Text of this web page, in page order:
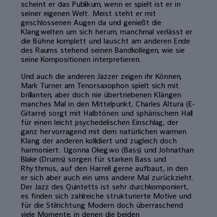
scheint er das Publikum, wenn er spielt ist er in
seiner eigenen Welt. Meist steht er mit
geschlossenen Augen da und genießt die
Klangwelten um sich herum, manchmal verlässt er
die Bühne komplett und lauscht am anderen Ende
des Raums stehend seinen Bandkollegen, wie sie
seine Kompositionen interpretieren.
Und auch die anderen Jazzer zeigen ihr Können,
Mark Turner am Tenorsaxophon spielt sich mit
brillanten, aber doch nie übertriebenen Klängen
manches Mal in den Mittelpunkt, Charles Altura (E-
Gitarre) sorgt mit Halbtönen und sphärischem Hall
für einen leicht psychedelischen Einschlag, der
ganz hervorragend mit dem natürlichen warmen
Klang der anderen kollidiert und zugleich doch
harmoniert. Ugonna Okegwo (Bass) und Johnathan
Blake (Drums) sorgen für starken Bass und
Rhythmus, auf den Harrell gerne aufbaut, in den
er sich aber auch ein ums andere Mal zurückzieht.
Der Jazz des Quintetts ist sehr durchkomponiert,
es finden sich zahlreiche strukturierte Motive und
für die Stilrichtung Modern doch überraschend
viele Momente, in denen die beiden